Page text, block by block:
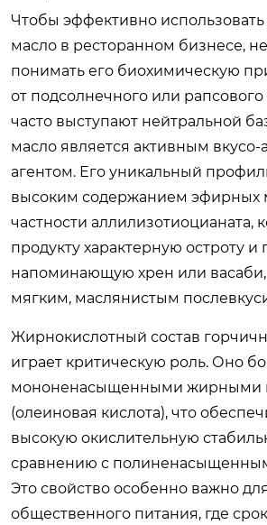
Чтобы эффективно
масло в ресторанном бизнесе,
понимать его биохимическую
от подсолнечного или
часто выступают нейтральной
масло является активным
агентом. Его уникальный
высоким содержанием эфирных
частности аллилизотиоцианата,
продукту характерную остроту и
напоминающую хрен или васаби,
мягким, маслянистым
Жирнокислотный состав
играет критическую роль. Оно
мононенасыщенными жирными
(олеиновая кислота), что
высокую окислительную
сравнению с
Это свойство особенно важно
общественного питания, где